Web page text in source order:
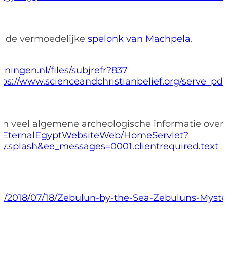
de vermoedelijkespelonk van Machpela.
files/subjrefr?837
www.scienceandchristianbelief.org/
veel algemene archeologische informatie over
HomeServlet?
07/18/Zebulun-by-the-Sea-Zebuluns-